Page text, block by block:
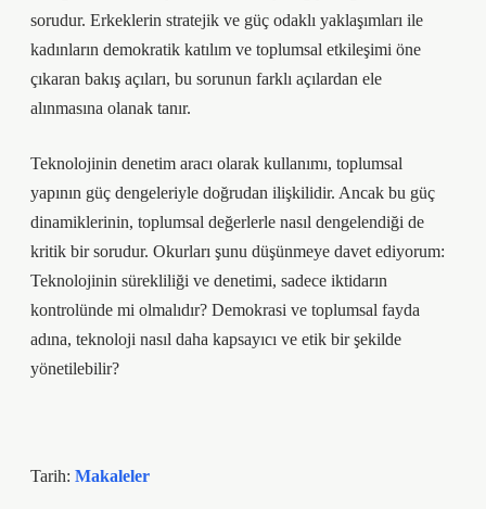
sorudur. Erkeklerin stratejik ve güç odaklı yaklaşımları ile
kadınların demokratik katılım ve toplumsal etkileşimi öne
çıkaran bakış açıları, bu sorunun farklı açılardan ele
alınmasına olanak tanır.
Teknolojinin denetim aracı olarak kullanımı, toplumsal
yapının güç dengeleriyle doğrudan ilişkilidir. Ancak bu güç
dinamiklerinin, toplumsal değerlerle nasıl dengelendiği de
kritik bir sorudur. Okurları şunu düşünmeye davet ediyorum:
Teknolojinin sürekliliği ve denetimi, sadece iktidarın
kontrolünde mi olmalıdır? Demokrasi ve toplumsal fayda
adına, teknoloji nasıl daha kapsayıcı ve etik bir şekilde
yönetilebilir?
Tarih: Makaleler